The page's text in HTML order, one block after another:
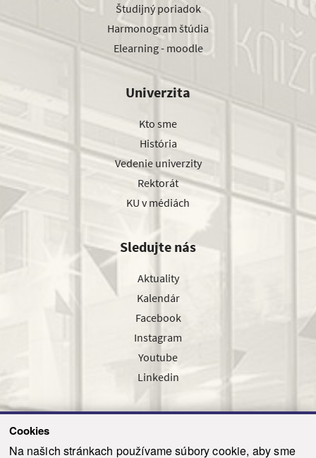
Cookies
Na našich stránkach používame súbory cookie, aby sme
Študijný poriadok
Harmonogram štúdia
Elearning - moodle
Univerzita
Kto sme
História
Vedenie univerzity
Rektorát
KU v médiách
Sledujte nás
Aktuality
Kalendár
Facebook
Instagram
Youtube
Linkedin